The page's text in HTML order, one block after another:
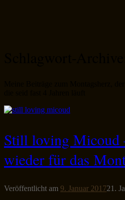
Still loving Micoud
wieder für das
Veröffentlicht am 9. Januar 201721.